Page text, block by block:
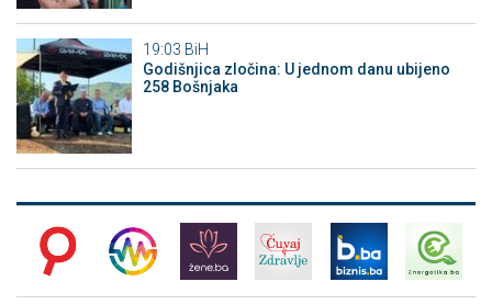
19:03 BiH
Godišnjica zločina: U jednom danu ubijeno
258 Bošnjaka